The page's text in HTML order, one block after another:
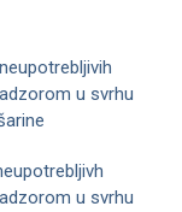
u svrhu
u svrhu